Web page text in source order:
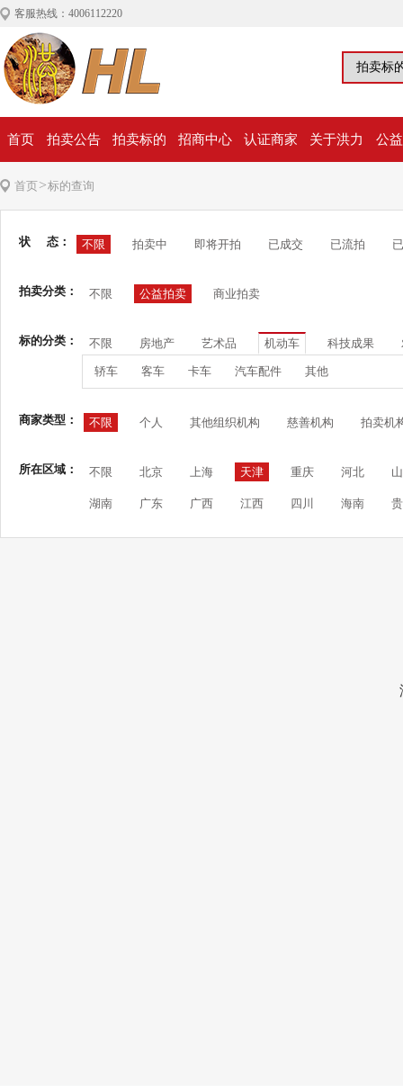
客服热线：4006112220
首页 拍卖公告 拍卖标的 招商中心 认证商家 关于洪力 公
首页>标的查询
状 态： 不限 拍卖中 即将开拍 已成交 已流拍
拍卖分类： 不限 公益拍卖 商业拍卖
标的分类： 不限 房地产 艺术品 机动车 科技成果
轿车 客车 卡车 汽车配件 其他
商家类型： 不限 个人 其他组织机构 慈善机构 拍卖机
所在区域： 不限 北京 上海 天津 重庆 河北
湖南 广东 广西 江西 四川 海南